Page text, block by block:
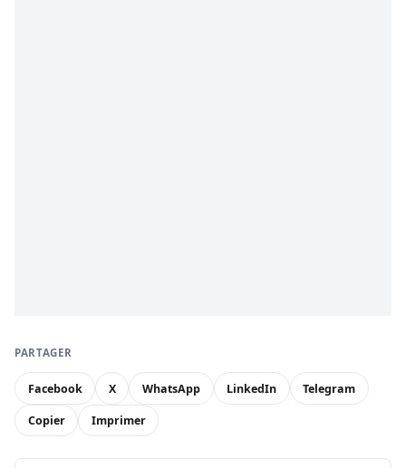
PARTAGER
Facebook X WhatsApp LinkedIn Telegram
Copier Imprimer